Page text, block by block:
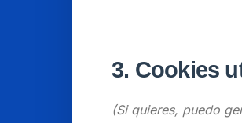
3. Cookies
(Si quieres, puedo